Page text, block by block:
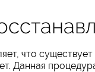
что
Данная